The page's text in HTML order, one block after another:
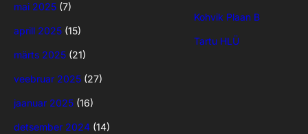
mai 2025 (7)
aprill 2025 (15)
märts 2025 (21)
veebruar 2025 (27)
jaanuar 2025 (16)
detsember 2024 (14)
Kohvik Plaan B
Tartu HLÜ